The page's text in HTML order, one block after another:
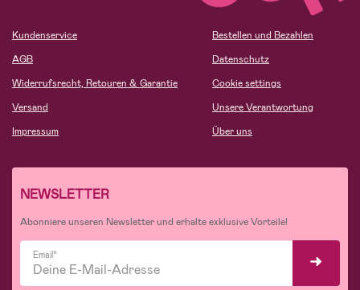
Kundenservice
AGB
Widerrufsrecht, Retouren & Garantie
Versand
Impressum
Bestellen und Bezahlen
Datenschutz
Cookie settings
Unsere Verantwortung
Über uns
NEWSLETTER
Abonniere unseren Newsletter und erhalte exklusive Vorteile!
Email*